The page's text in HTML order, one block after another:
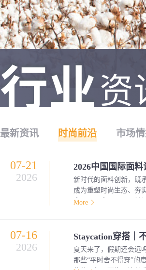
最新资讯 时尚前沿 市场
07-21
2026
2026中国国际面
新时代的面料创新，既
成为重塑时尚生态、夯实市场竞争力的关键抓手。 7月15日，来
中，2026中国国际面料
创意官洪杨威、供应链
国纺织信息中心、纺
偏振智能、东华大学等行
面料设计大赛持续传递
More
07-16
2026
Staycation穿搭｜
夏天来了，假期还会远吗？ 无论是每周的周末短途，还是早已规划好的长途旅行——出发前最令人期待的事情之一，就是
那些“平时舍不得穿”的度假单品一件件放进去。 让我们一同get